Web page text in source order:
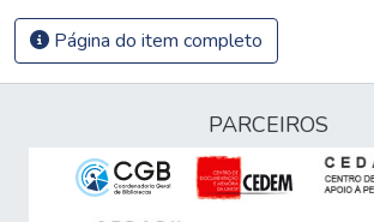
Página do item completo
PARCEIROS